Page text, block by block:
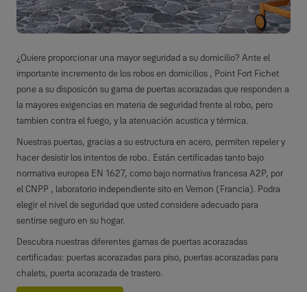
¿Quiere proporcionar una mayor seguridad a su domicilio? Ante el
importante incremento de los robos en domicilios , Point Fort Fichet
pone a su disposicón su gama de puertas acorazadas que responden a
la mayores exigencias en materia de seguridad frente al robo, pero
tambien contra el fuego, y la atenuación acustica y térmica.
Nuestras puertas, gracias a su estructura en acero, permiten repeler y
hacer desistir los intentos de robo.. Están certificadas tanto bajo
normativa europea EN 1627, como bajo normativa francesa A2P, por
el CNPP , laboratorio independiente sito en Vernon (Francia). Podra
elegir el nivel de seguridad que usted considere adecuado para
sentirse seguro en su hogar.
Descubra nuestras diferentes gamas de puertas acorazadas
certificadas: puertas acorazadas para piso, puertas acorazadas para
chalets, puerta acorazada de trastero.